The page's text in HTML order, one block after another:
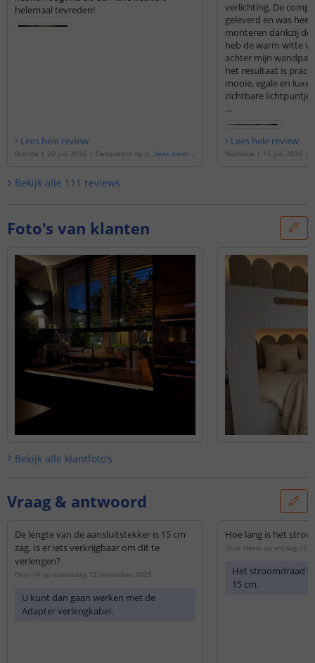
helemaal tevreden!
Lees hele review
Brenda | 20 juli 2026 | Gebaseerd op de lees meer...
verlichting. De
geleverd en was
monteren dankzij de
heb de warm witte
achter mijn
het resultaat is
mooie, egale en
zichtbare
Ik heb gekozen
werkt. Je kunt de
dimmen en precies
wat erg prettig was.
uitstekende service.
Lees hele review
Nathalie | 15 juli 2026 |
Bekijk alle 111 reviews
Foto's van klanten
Bekijk alle klantfoto’s
Vraag & antwoord
De lengte van de aansluitstekker is 15 cm
zag. Is er iets verkrijgbaar om dit te
verlengen?
Door JH op woensdag 12 november 2025
U kunt dan gaan werken met de
Adapter verlengkabel.
Hoe lang is het
Door Herm op vrijdag 22
Het stroomdraad
15 cm.